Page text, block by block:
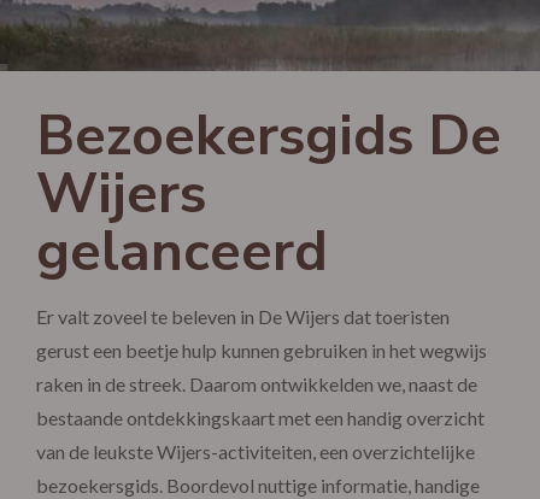
Bezoekersgids De
Wijers
gelanceerd
Er valt zoveel te beleven in De Wijers dat toeristen
gerust een beetje hulp kunnen gebruiken in het wegwijs
raken in de streek. Daarom ontwikkelden we, naast de
bestaande ontdekkingskaart met een handig overzicht
van de leukste Wijers-activiteiten, een overzichtelijke
bezoekersgids. Boordevol nuttige informatie, handige